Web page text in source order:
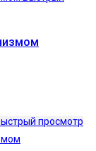
просмотр